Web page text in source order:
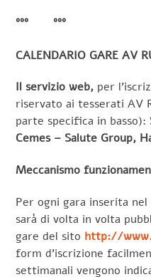
°°° °°°
CALENDARIO GARE AV
Il servizio web, per
riservato ai tesserati AV
parte specifica in basso):
Cemes – Salute Group,
Meccanismo
Per ogni gara inserita
sarà di volta in volta
gare del sito http://
form d’iscrizione
settimanali vengono